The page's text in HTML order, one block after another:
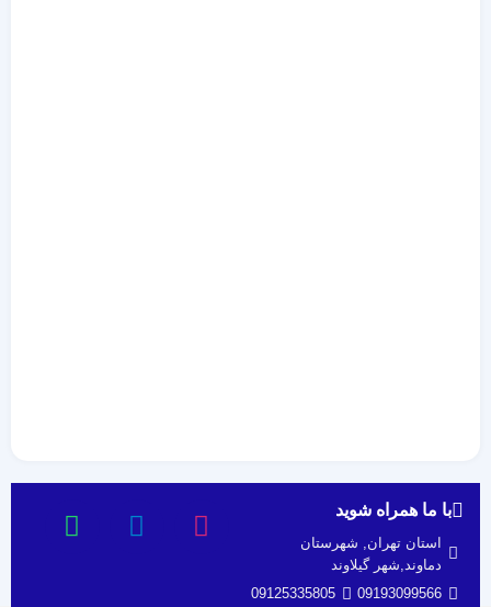
با ما همراه شوید
استان تهران, شهرستان
دماوند,شهر گیلاوند
09193099566
09125335805